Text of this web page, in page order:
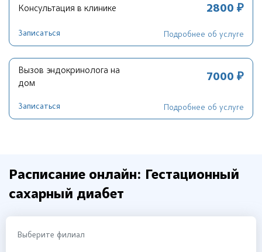
Консультация в клинике 2800 ₽
Записаться Подробнее об услуге
Вызов эндокринолога на
дом
7000 ₽
Записаться Подробнее об услуге
Расписание онлайн: Гестационный
сахарный диабет
Выберите филиал